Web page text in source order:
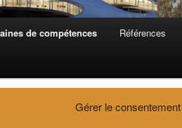
Gérer le
de compétences Références